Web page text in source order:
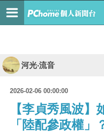
河光‧流音
2026-02-06 00:00:00
【李貞秀風波
「陸配參政權」